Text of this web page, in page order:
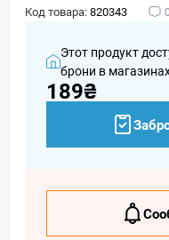
Код товара:820343 0
Этот продукт
брони в
189₴